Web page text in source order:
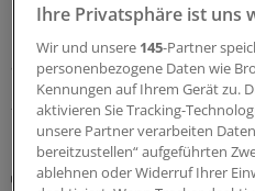
Kann die antiresorptive
Medikamenten die
aktuelle Metaanalyse gibt
23.06.2026
Erhöhtes Risiko für
Ihre Privatsphäre ist uns
Wir und unsere 145-Partner
personenbezogene Daten wie
Kennungen auf Ihrem Gerät zu.
aktivieren Sie Tracking-
unsere Partner verarbeiten
bereitzustellen“ aufgeführten
ablehnen oder Widerruf Ihrer